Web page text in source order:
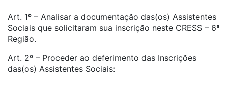
Art. 1º – Analisar a documentação das(os) Assistentes
Sociais que solicitaram sua inscrição neste CRESS – 6ª
Região.
Art. 2º – Proceder ao deferimento das Inscrições
das(os) Assistentes Sociais: